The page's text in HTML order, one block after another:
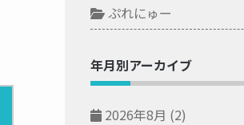
ぷれにゅー
年月別アーカイブ
2026年8月 (2)